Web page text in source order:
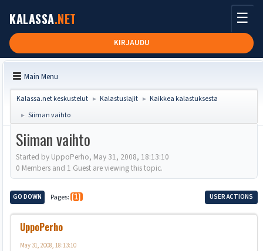
KALASSA.NET
KIRJAUDU
☰
Main Menu
Kalassa.net keskustelut ► Kalastuslajit ► Kaikkea kalastuksesta
► Siiman vaihto
Siiman vaihto
Started by UppoPerho, May 31, 2008, 18:13:10
0 Members and 1 Guest are viewing this topic.
GO DOWN Pages 1 USER ACTIONS
UppoPerho
May 31, 2008, 18:13:10